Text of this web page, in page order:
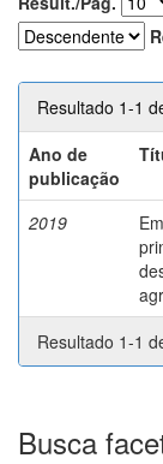
Resultado 1-1
Ano de
publicação
2019
Resultado 1-1
Busca